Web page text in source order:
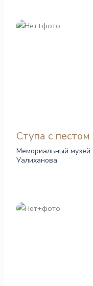
Ступа с пестом
Мемориальный
Уалиханова